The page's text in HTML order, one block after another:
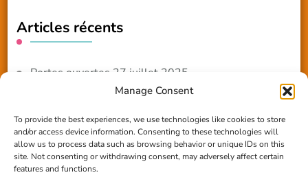
Manage Consent
To provide the best experiences, we use technologies like cookies to store
and/or access device information. Consenting to these technologies will
allow us to process data such as browsing behavior or unique IDs on this
site. Not consenting or withdrawing consent, may adversely affect certain
features and functions.
Articles récents
Portes ouvertes 27 juillet 2025
Reportage TV Com
Construction en terre-paille